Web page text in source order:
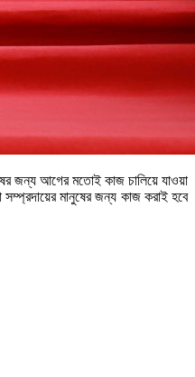
জন্য আগের মতোই কাজ চালিয়ে যাওয়া
মানুষের জন্য কাজ করাই হবে